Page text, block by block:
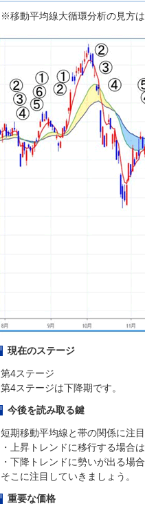
※移動平均線大循環分析の見方
現在のステージ
第4ステージ
第4ステージは下降期です。
今後を読み取る鍵
短期移動平均線と帯の関係に注
・上昇トレンドに移行する場合
・下降トレンドに勢いが出る場
そこに注目していきましょう。
重要な価格